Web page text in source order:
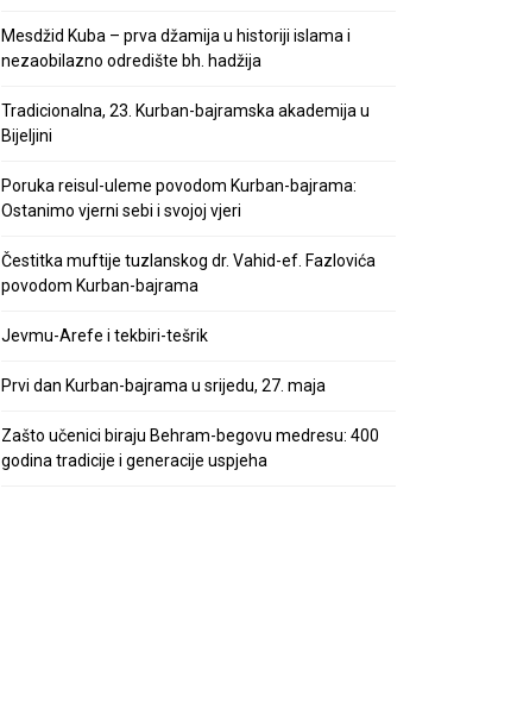
Mesdžid Kuba – prva džamija u historiji islama i
nezaobilazno odredište bh. hadžija
Tradicionalna, 23. Kurban-bajramska akademija u
Bijeljini
Poruka reisul-uleme povodom Kurban-bajrama:
Ostanimo vjerni sebi i svojoj vjeri
Čestitka muftije tuzlanskog dr. Vahid-ef. Fazlovića
povodom Kurban-bajrama
Jevmu-Arefe i tekbiri-tešrik
Prvi dan Kurban-bajrama u srijedu, 27. maja
Zašto učenici biraju Behram-begovu medresu: 400
godina tradicije i generacije uspjeha